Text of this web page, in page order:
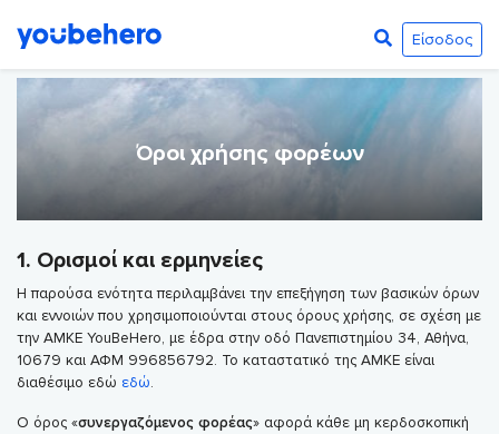
Είσοδος
Όροι χρήσης φορέων
1. Ορισμοί και ερμηνείες
Η παρούσα ενότητα περιλαμβάνει την επεξήγηση των βασικών όρων
και εννοιών που χρησιμοποιούνται στους όρους χρήσης, σε σχέση με
την AMKE YouBeHero, με έδρα στην οδό Πανεπιστημίου 34, Αθήνα,
10679 και ΑΦΜ 996856792. Το καταστατικό της ΑΜΚΕ είναι
διαθέσιμο εδώ εδώ.
Ο όρος «συνεργαζόμενος φορέας» αφορά κάθε μη κερδοσκοπική